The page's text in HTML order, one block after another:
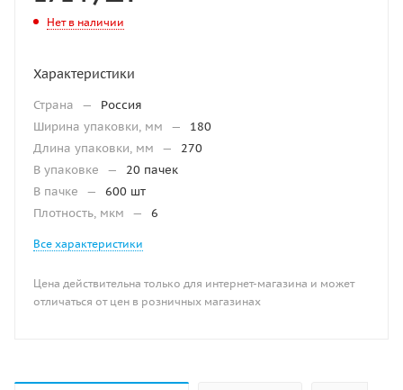
Нет в наличии
Характеристики
Страна —
Россия
Ширина упаковки, мм
—
180
Длина упаковки, мм
—
270
В упаковке
—
20 пачек
В пачке
—
600 шт
Плотность, мкм
— 6
Все характеристики
Цена действительна только для интернет-магазина и может
отличаться от цен в розничных магазинах